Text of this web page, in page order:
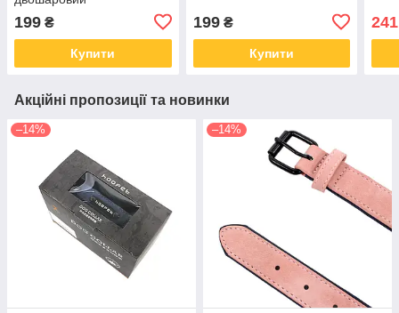
199 ₴
Купити
199₴
Купити
241
Акційні пропозиції та новинки
–14% –14%